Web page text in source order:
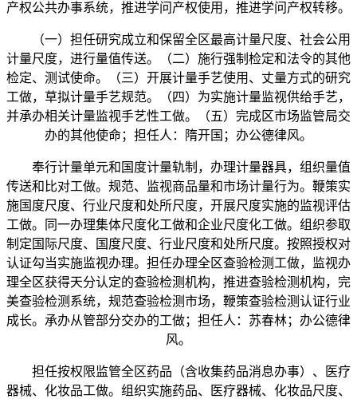
产权公共办事系统，推进学问产权使用，推进学问产权转移。
（一）担任研究成立和保留全区最高计量尺度、社会公用
计量尺度，进行量值传送。（二）施行强制检定和法令的其他
检定、测试使命。（三）开展计量手艺使用、丈量方式的研究
工做，草拟计量手艺规范。（四）为实施计量监视供给手艺，
并承办相关计量监视手艺性工做。（五）完成区市场监管局交
办的其他使命；担任人：隋开国；办公德律风。
奉行计量单元和国度计量轨制，办理计量器具，组织量值
传送和比对工做。规范、监视商品量和市场计量行为。鞭策实
施国度尺度、行业尺度和处所尺度，开展尺度实施的监视评估
工做。同一办理集体尺度化工做和企业尺度化工做。组织参取
制定国际尺度、国度尺度、行业尺度和处所尺度。按照授权对
认证勾当实施监视办理。担任办理全区查验检测工做，监视办
理全区获得天分认定的查验检测机构，推进查验检测机构，完
美查验检测系统，规范查验检测市场，鞭策查验检测认证行业
成长。承办从管部分交办的工做；担任人：苏春林；办公德律
风。
担任按权限监管全区药品（含收集药品消息办事）、医疗
器械、化妆品工做。组织实施药品、医疗器械、化妆品尺度、